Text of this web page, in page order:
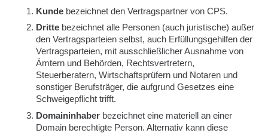
Kunde bezeichnet den Vertragspartner von CPS.
Dritte bezeichnet alle Personen (auch juristische) außer
den Vertragsparteien selbst, auch Erfüllungsgehilfen der
Vertragsparteien, mit ausschließlicher Ausnahme von
Ämtern und Behörden, Rechtsvertretern,
Steuerberatern, Wirtschaftsprüfern und Notaren und
sonstiger Berufsträger, die aufgrund Gesetzes eine
Schweigepflicht trifft.
Domaininhaber bezeichnet eine materiell an einer
Domain berechtigte Person. Alternativ kann diese